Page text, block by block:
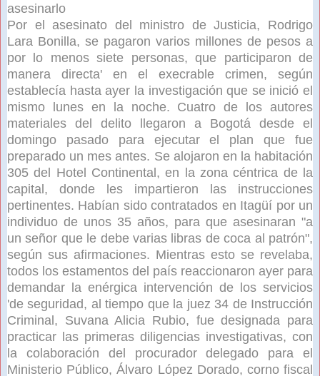
asesinarlo
Por el asesinato del ministro de Justicia, Rodrigo
Lara Bonilla, se pagaron varios millones de pesos a
por lo menos siete personas, que participaron de
manera directa' en el execrable crimen, según
establecía hasta ayer la investigación que se inició el
mismo lunes en la noche. Cuatro de los autores
materiales del delito llegaron a Bogotá desde el
domingo pasado para ejecutar el plan que fue
preparado un mes antes. Se alojaron en la habitación
305 del Hotel Continental, en la zona céntrica de la
capital, donde les impartieron las instrucciones
pertinentes. Habían sido contratados en Itagüí por un
individuo de unos 35 años, para que asesinaran "a
un señor que le debe varias libras de coca al patrón",
según sus afirmaciones. Mientras esto se revelaba,
todos los estamentos del país reaccionaron ayer para
demandar la enérgica intervención de los servicios
'de seguridad, al tiempo que la juez 34 de Instrucción
Criminal, Suvana Alicia Rubio, fue designada para
practicar las primeras diligencias investigativas, con
la colaboración del procurador delegado para el
Ministerio Público, Álvaro López Dorado, corno fiscal